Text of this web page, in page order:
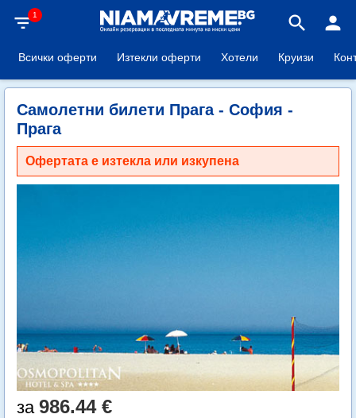
filter_list1 search person
Всички оферти Изтекли оферти Хотели Круизи
Самолетни билети Прага - София -
Прага
Офертата е изтекла или изкупена
986.44 €